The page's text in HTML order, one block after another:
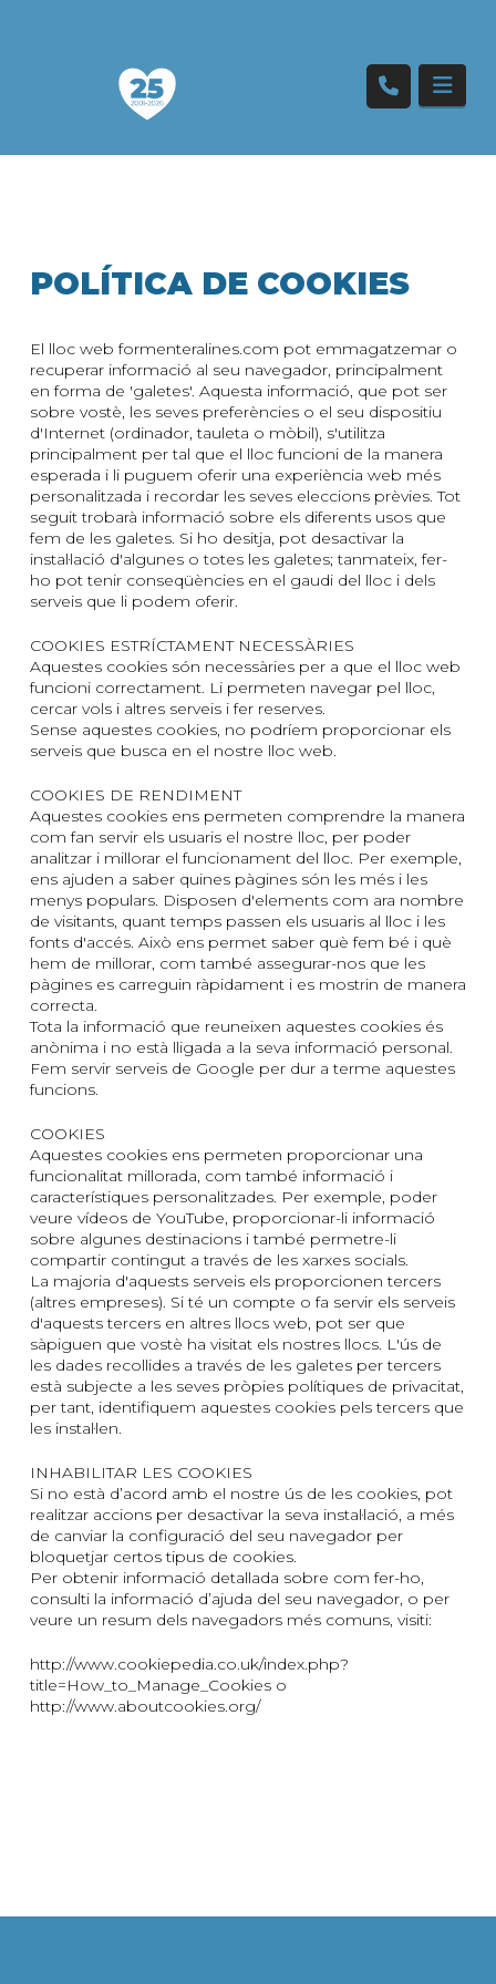
POLÍTICA DE COOKIES
El lloc web formenteralines.com pot emmagatzemar o
recuperar informació al seu navegador, principalment
en forma de 'galetes'. Aquesta informació, que pot ser
sobre vostè, les seves preferències o el seu dispositiu
d'Internet (ordinador, tauleta o mòbil), s'utilitza
principalment per tal que el lloc funcioni de la manera
esperada i li puguem oferir una experiència web més
personalitzada i recordar les seves eleccions prèvies. Tot
seguit trobarà informació sobre els diferents usos que
fem de les galetes. Si ho desitja, pot desactivar la
instal·lació d'algunes o totes les galetes; tanmateix, fer-
ho pot tenir conseqüències en el gaudi del lloc i dels
serveis que li podem oferir.
COOKIES ESTRÍCTAMENT NECESSÀRIES
Aquestes cookies són necessàries per a que el lloc web
funcioni correctament. Li permeten navegar pel lloc,
cercar vols i altres serveis i fer reserves.
Sense aquestes cookies, no podríem proporcionar els
serveis que busca en el nostre lloc web.
COOKIES DE RENDIMENT
Aquestes cookies ens permeten comprendre la manera
com fan servir els usuaris el nostre lloc, per poder
analitzar i millorar el funcionament del lloc. Per exemple,
ens ajuden a saber quines pàgines són les més i les
menys populars. Disposen d'elements com ara nombre
de visitants, quant temps passen els usuaris al lloc i les
fonts d'accés. Això ens permet saber què fem bé i què
hem de millorar, com també assegurar-nos que les
pàgines es carreguin ràpidament i es mostrin de manera
correcta.
Tota la informació que reuneixen aquestes cookies és
anònima i no està lligada a la seva informació personal.
Fem servir serveis de Google per dur a terme aquestes
funcions.
COOKIES
Aquestes cookies ens permeten proporcionar una
funcionalitat millorada, com també informació i
característiques personalitzades. Per exemple, poder
veure vídeos de YouTube, proporcionar-li informació
sobre algunes destinacions i també permetre-li
compartir contingut a través de les xarxes socials.
La majoria d'aquests serveis els proporcionen tercers
(altres empreses). Si té un compte o fa servir els serveis
d'aquests tercers en altres llocs web, pot ser que
sàpiguen que vostè ha visitat els nostres llocs. L'ús de
les dades recollides a través de les galetes per tercers
està subjecte a les seves pròpies polítiques de privacitat,
per tant, identifiquem aquestes cookies pels tercers que
les instal·len.
INHABILITAR LES COOKIES
Si no està d’acord amb el nostre ús de les cookies, pot
realitzar accions per desactivar la seva instal·lació, a més
de canviar la configuració del seu navegador per
bloquetjar certos tipus de cookies.
Per obtenir informació detallada sobre com fer-ho,
consulti la informació d’ajuda del seu navegador, o per
veure un resum dels navegadors més comuns, visiti:
http://www.cookiepedia.co.uk/index.php?
title=How_to_Manage_Cookies o
http://www.aboutcookies.org/